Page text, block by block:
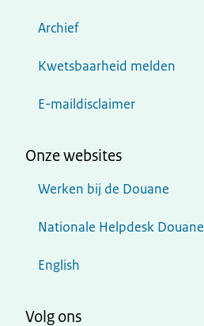
Archief
Kwetsbaarheid melden
E-maildisclaimer
Onze websites
Werken bij de Douane
Nationale Helpdesk Douane
English
Volg ons